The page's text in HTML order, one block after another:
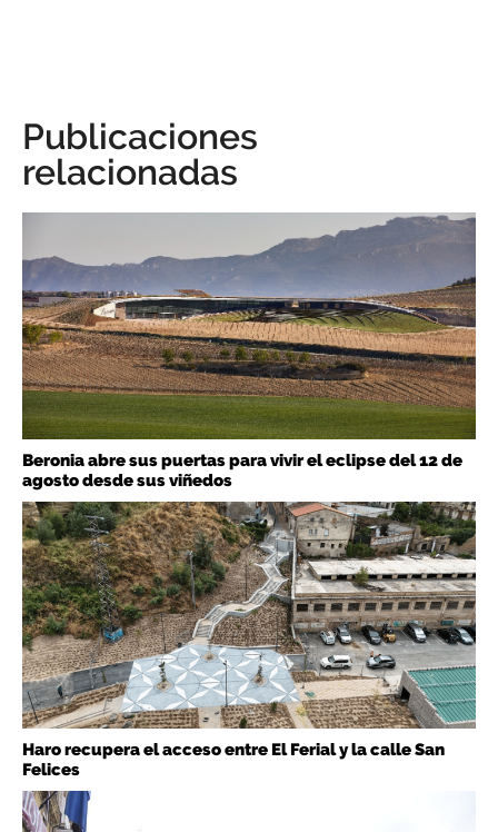
Publicaciones
relacionadas
Beronia abre sus puertas para vivir el eclipse del 12 de
agosto desde sus viñedos
Haro recupera el acceso entre El Ferial y la calle San
Felices